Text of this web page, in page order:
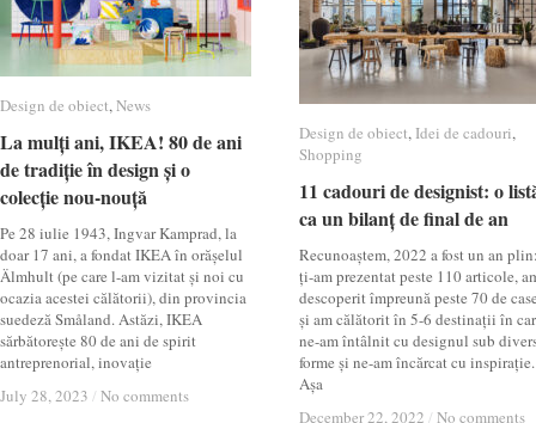
Design de obiect,News
La mulți ani, IKEA! 80 de ani
de tradiție în design și o
colecție nou-nouță
Pe 28 iulie 1943, Ingvar Kamprad, la
doar 17 ani, a fondat IKEA în orășelul
Älmhult (pe care l-am vizitat și noi cu
ocazia acestei călătorii), din provincia
suedeză Småland. Astăzi, IKEA
sărbătorește 80 de ani de spirit
antreprenorial, inovație
July 28, 2023 / No comments
Design de obiect News
La mulți ani, IKEA! 80 de ani
de tradiție în design și o
colecție nou-nouță
July 28, 2023 / No comments
Design de obiect, Idei de cadouri,
Shopping
11 cadouri de designist: o
ca un bilanț de final de an
Recunoaștem, 2022 a fost un an
ți-am prezentat peste 110 articole,
descoperit împreună peste 70 de
și am călătorit în 5-6 destinații în
ne-am întâlnit cu designul sub
forme și ne-am încărcat cu inspirație.
Așa
December 22, 2022 / No comments
Design de obiect Idei de cadouri
Shopping
11 cadouri de designist: o
ca un bilanț de final de an
December 22, 2022 / No comments